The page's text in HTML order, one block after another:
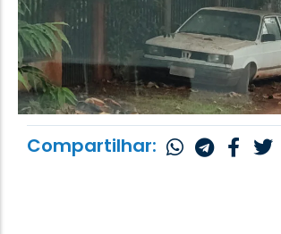
Compartilhar: